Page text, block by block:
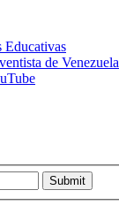
Educativas
de Venezuela
Submit